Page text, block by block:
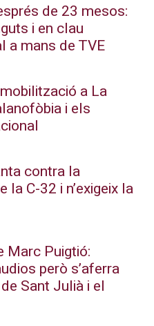
de 23 mesos:
i en clau
a mans de TVE
a La
i els
contra la
la C-32 i n’exigeix la
Marc Puigtió:
però s’aferra
Sant Julià i el